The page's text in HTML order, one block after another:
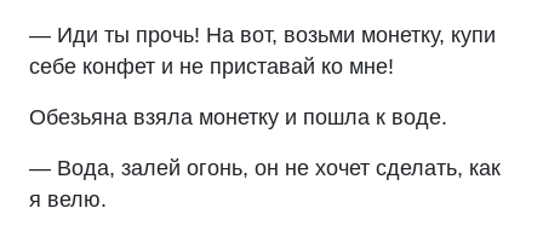
— Иди ты прочь! На вот, возьми монетку, купи
себе конфет и не приставай ко мне!
Обезьяна взяла монетку и пошла к воде.
— Вода, залей огонь, он не хочет сделать, как
я велю.